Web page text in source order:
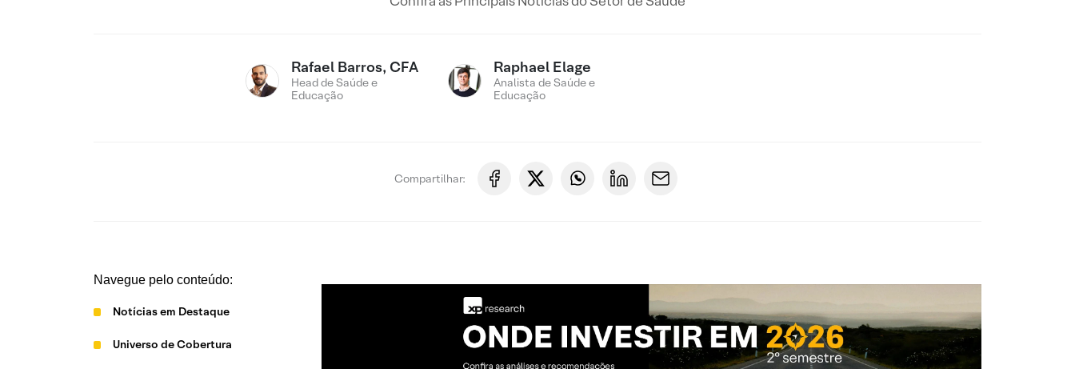
Rafael Barros, CFA
Head de Saúde e
Educação
Raphael Elage
Analista de Saúde e
Educação
Compartilhar:
Navegue pelo conteúdo:
Notícias em Destaque
Universo de Cobertura